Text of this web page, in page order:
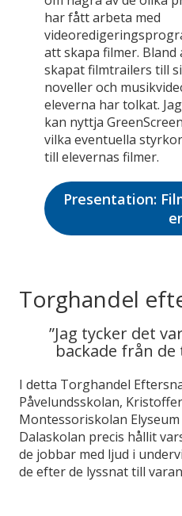
har fått arbeta med
att skapa filmer. Bland
skapat filmtrailers till
noveller och
eleverna har tolkat.
kan nyttja
vilka eventuella
till elevernas filmer.
Presentation:
Torghandel
”Jag tycker det
backade från de
I detta Torghandel
Påvelundsskolan,
Montessoriskolan
Dalaskolan precis hållit
de jobbar med ljud i
de efter de lyssnat till